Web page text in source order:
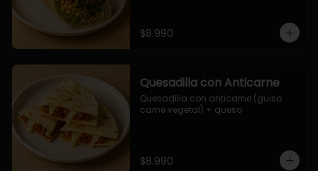
$8.990
Quesadilla con Anticarne
Quesadilla con anticarne (guiso
carne vegetal) + queso
$8.990